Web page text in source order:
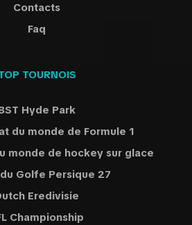
Contacts
Faq
TOURNOIS
Hyde Park
du monde de Formule 1
monde de hockey sur glace
Golfe Persique 27
Eredivisie
Championship